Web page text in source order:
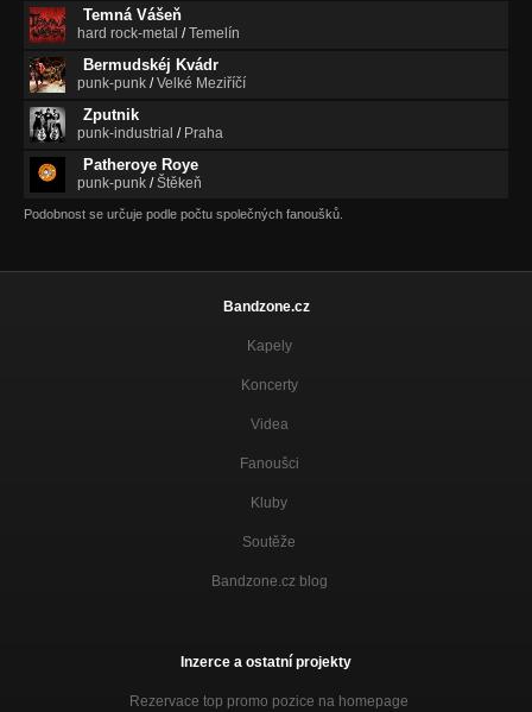
Temná Vášeň
hard rock-metal /Temelín
Bermudskéj Kvádr
punk-punk /Velké Meziříčí
Zputnik
punk-industrial / Praha
Patheroye Roye
punk-punk /Štěkeň
Podobnost se určuje podle počtu společných fanoušků.
Bandzone.cz
Kapely
Koncerty
Videa
Fanoušci
Kluby
Soutěže
Bandzone.cz blog
Inzerce a ostatní projekty
Rezervace top promo pozice na homepage